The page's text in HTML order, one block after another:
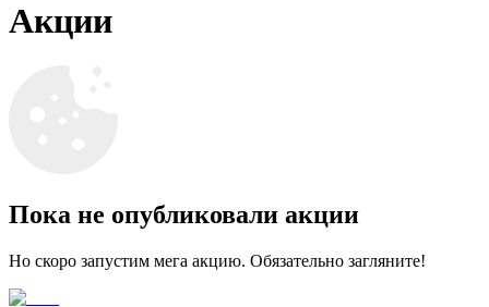
Акции
Пока не опубликовали акции
Но скоро запустим мега акцию. Обязательно загляните!